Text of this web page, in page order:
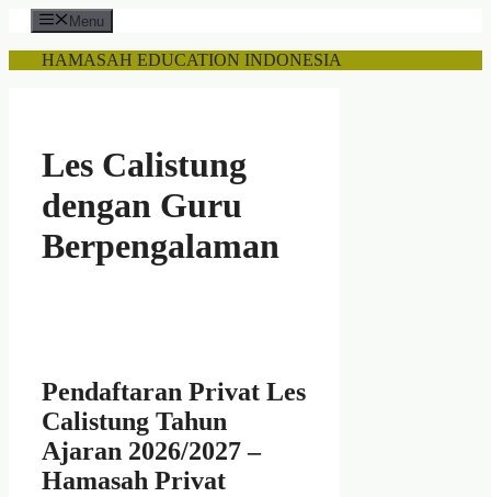
Skip
content
Menu
HAMASAH EDUCATION INDONESIA
Les Calistung
dengan Guru
Berpengalaman
Pendaftaran Privat Les
Calistung Tahun
Ajaran 2026/2027 –
Hamasah Privat